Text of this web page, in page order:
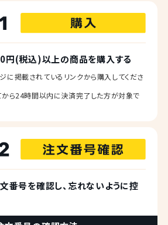
(税込)以上の商品を購入する
に掲載されているリンクから購入してくださ
から24時間以内に決済完了した方が対象で
番号を確認し、忘れないように控